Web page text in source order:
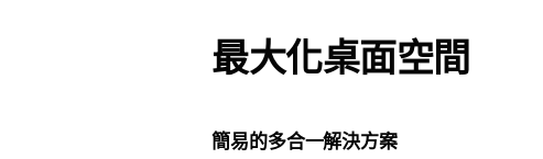
最大化桌面空間
簡易的多合一解決方案